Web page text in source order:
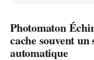
Photomaton
cache souvent
automatique